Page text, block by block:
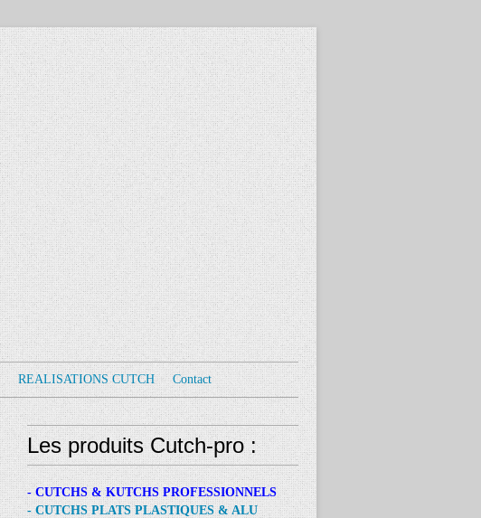
REALISATIONS CUTCH Contact
Les produits Cutch-pro :
- CUTCHS & KUTCHS PROFESSIONNELS
- CUTCHS PLATS PLASTIQUES & ALU